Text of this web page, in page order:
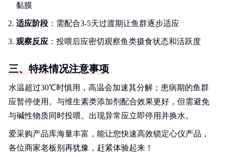
黏膜
适应阶段 ：需配合3-5天过渡期让鱼群逐步适应
观察反应 ：投喂后应密切观察鱼类摄食状态和活跃度
三、特殊情况注意事项
水温超过30℃时慎用，高温会加速其分解；患病期的鱼群
应暂停使用。与维生素类添加剂配合效果更好，但需避免
与碱性物质同时投喂。出现异常应立即停用并换水。
爱采购产品库海量丰富，能让您快速高效锁定心仪产品，
各位商家老板别再犹豫，赶紧体验起来！